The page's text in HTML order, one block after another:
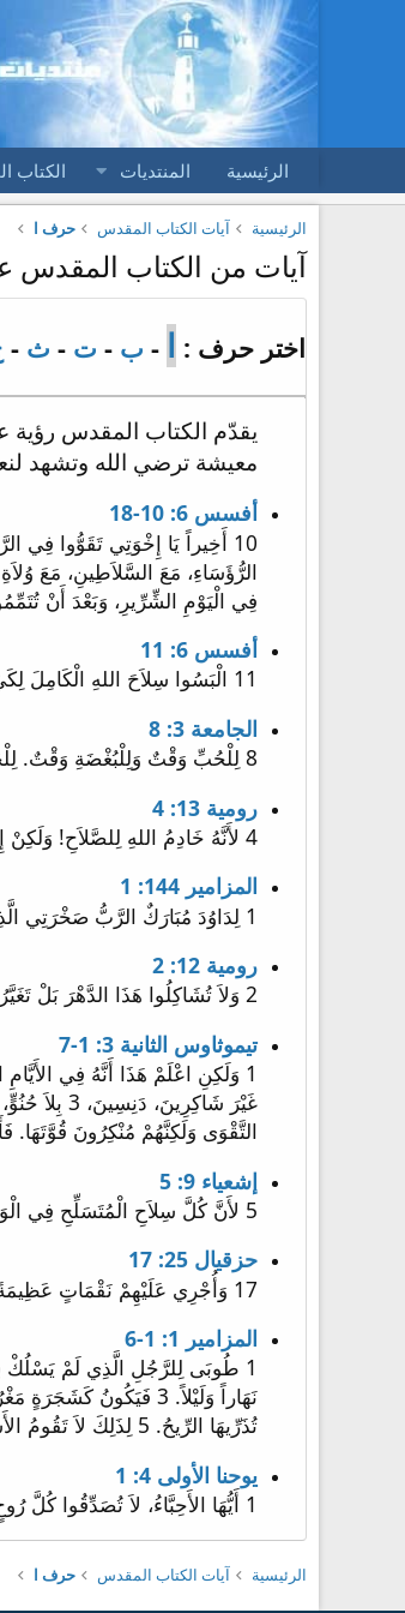
الرئيسية المنتديات الكتاب
الرئيسية آيات الكتاب المقدس حرف ا
آيات من الكتاب المقدس
اختر حرف : ا - ب - ت - ث -
يقدّم الكتاب المقدس رؤية
معيشة ترضي الله وتشهد
أفسس 6: 10-18
فِي الْيَوْمِ الشِّرِّيرِ، وَبَعْدَ أَنْ تُتَمِّمُوا كُلَّ شَيْءٍ أَنْ تَثْبُتُوا. 14 فَاثْبُتُوا مُمَنْطِقِينَ أَحْقَاءَكُمْ
أفسس 6: 11
11 الْبَسُوا سِلاَحَ اللهِ الْكَامِلَ لِكَيْ تَقْدِرُوا أَنْ تَثْبُتُوا ضِدَّ مَكَايِدِ إِبْلِيسَ.
الجامعة 3: 8
8 لِلْحُبِّ وَقْتٌ وَلِلْبُغْضَةِ وَقْتٌ. لِلْحَرْبِ وَقْتٌ وَلِلصُّلْحِ وَقْتٌ.
رومية 13: 4
4 لأَنَّهُ خَادِمُ اللهِ لِلصَّلاَحِ! وَلَكِنْ إِنْ فَعَلْتَ الشَّرَّ فَخَفْ لأَنَّهُ لاَ يَحْمِلُ السَّيْفَ عَبَثاً إِذْ هُوَ خَادِمُ اللهِ مُنْتَقِمٌ لِلْغَضَبِ مِنَ الَّذِي يَفْعَلُ الشَّرَّ.
المزامير 144: 1
1 لِدَاوُدَ مُبَارَكٌ الرَّبُّ صَخْرَتِي الَّذِي يُعَلِّمُ يَدَيَّ الْقِتَالَ وَأَصَابِعِي الْحَرْبَ.
رومية 12: 2
2 وَلاَ تُشَاكِلُوا هَذَا الدَّهْرَ بَلْ تَغَيَّرُوا عَنْ شَكْلِكُمْ بِتَجْدِيدِ أَذْهَانِكُمْ لِتَخْتَبِرُوا مَا هِيَ إِرَادَةُ اللهِ الصَّالِحَةُ الْمَرْضِيَّةُ الْكَامِلَةُ.
تيموثاوس الثانية 3: 1-7
التَّقْوَى وَلَكِنَّهُمْ مُنْكِرُونَ قُوَّتَهَا. فَأَعْرِضْ عَنْ هَؤُلاَءِ. 6 فَإِنَّهُ مِنْ هَؤُلاَءِ هُمُ الَّذِينَ يَدْخُلُونَ الْبُيُوتَ،
إشعياء 9: 5
5 لأَنَّ كُلَّ سِلاَحِ الْمُتَسَلِّحِ فِي الْوَغَى وَكُلَّ رِدَاءٍ مُدَحْرَجٍ فِي الدِّمَاءِ يَكُونُ لِلْحَرِيقِ مَأْكَلاً لِلنَّارِ.
حزقيال 25: 17
17 وَأُجْرِي عَلَيْهِمْ نَقْمَاتٍ عَظِيمَةً بِتَأْدِيبِ سَخَطٍ فَيَعْلَمُونَ أَنِّي أَنَا الرَّبُّ, إِذْ أَجْعَلُ نَقْمَتِي عَلَيْهِمْ].
المزامير 1: 1-6
تُذَرِّيهَا الرِّيحُ. 5 لِذَلِكَ لاَ تَقُومُ الأَشْرَارُ فِي الدِّينِ وَلاَ الْخُطَاةُ فِي جَمَاعَةِ الأَبْرَارِ. 6 لأَنَّ الرَّبَّ يَعْلَمُ طَرِيقَ الأَبْرَارِ أَمَّا طَرِيقُ الأَشْرَارِ فَتَهْلِكُ.
يوحنا الأولى 4: 1
1 أَيُّهَا الأَحِبَّاءُ، لاَ تُصَدِّقُوا كُلَّ رُوحٍ، بَلِ امْتَحِنُوا الأَرْوَاحَ: هَلْ هِيَ مِنَ اللهِ؟ لأَنَّ أَنْبِيَاءَ كَذَبَةً كَثِيرِينَ قَدْ خَرَجُوا إِلَى الْعَالَمِ.
الرئيسية آيات الكتاب المقدس حرف ا